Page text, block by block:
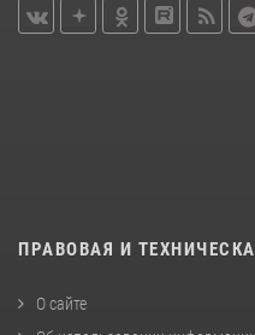
ПРАВОВАЯ И
О сайте